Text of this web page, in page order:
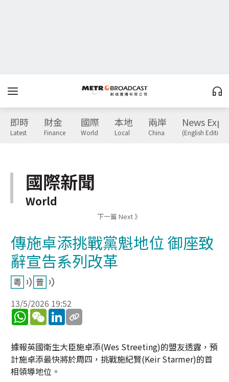
即時
Latest
財金
Finance
國際
World
本地
Local
兩岸
China
News
(English Edition)
國際新聞
World
下一篇 Next 》
傳施卓添挑戰黨魁地位 御座致
辭宣告系列改革
13/5/2026 19:52
WhatsApp
WeChatLinkedIn
據報英國衛生大臣施卓添(Wes Streeting)的盟友透露，預
計施卓添最快將於周四，挑戰施紀賢(Keir Starmer)的首
相領導地位。